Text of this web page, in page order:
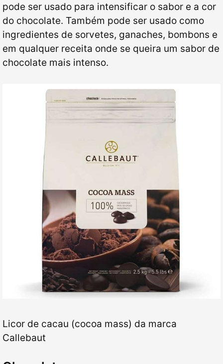
pode ser usado para intensificar o sabor e a cor
do chocolate. Também pode ser usado como
ingredientes de sorvetes, ganaches, bombons e
em qualquer receita onde se queira um sabor de
chocolate mais intenso.
Licor de cacau (cocoa mass) da marca
Callebaut